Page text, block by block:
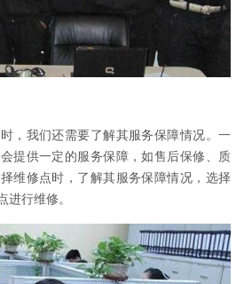
，我们还需要了解其服务保障情况。一
提供一定的服务保障，如售后保修、质
维修点时，了解其服务保障情况，选择
进行维修。